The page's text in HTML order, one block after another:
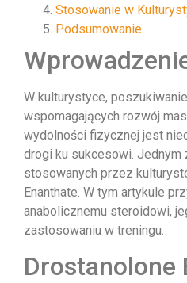
Stosowanie w
Podsumowanie
W kulturystyce,
wspomagających rozwój
wydolności fizycznej jest
drogi ku sukcesowi.
stosowanych przez
Enanthate. W tym artykule
anabolicznemu steroidowi,
zastosowaniu w treningu.
Drostanolone